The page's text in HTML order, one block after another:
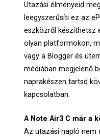
Utazási élményeid
leegyszerűsíti ez az
eszközről készíthetsz
olyan platformokon,
vagy a Blogger és
médiában megjelenő
naprakészen tartsd
kapcsolatban.
A Note Air3 C már a
Az utazási napló nem